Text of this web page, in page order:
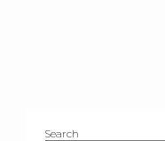
Search